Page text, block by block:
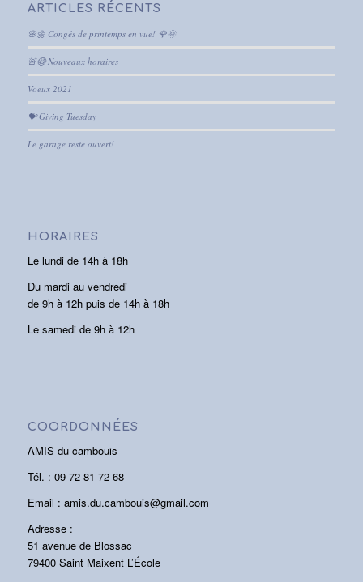
ARTICLES RÉCENTS
🌸🌼 Congés de printemps en vue! 🌹🌞
🚨😷 Nouveaux horaires
Voeux 2021
💝 Giving Tuesday
Le garage reste ouvert!
HORAIRES
Le lundi de 14h à 18h
Du mardi au vendredi
de 9h à 12h puis de 14h à 18h
Le samedi de 9h à 12h
COORDONNÉES
AMIS du cambouis
Tél. : 09 72 81 72 68
Email : amis.du.cambouis@gmail.com
Adresse :
51 avenue de Blossac
79400 Saint Maixent L’École